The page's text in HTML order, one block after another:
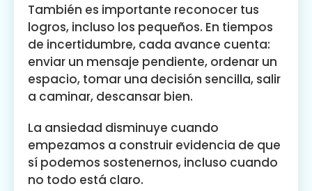
También es importante reconocer tus
logros, incluso los pequeños. En tiempos
de incertidumbre, cada avance cuenta:
enviar un mensaje pendiente, ordenar un
espacio, tomar una decisión sencilla, salir
a caminar, descansar bien.
La ansiedad disminuye cuando
empezamos a construir evidencia de que
sí podemos sostenernos, incluso cuando
no todo está claro.